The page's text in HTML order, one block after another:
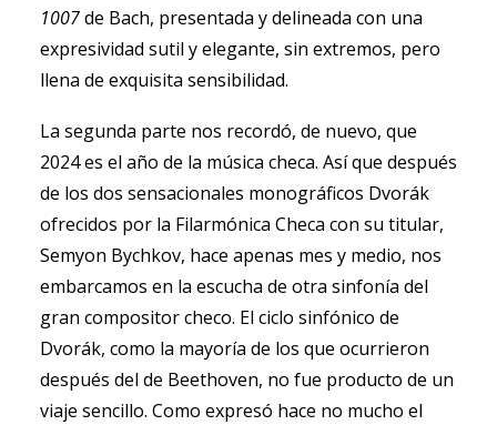
1007de Bach, presentada y delineada con una
expresividad sutil y elegante, sin extremos, pero
llena de exquisita sensibilidad.
La segunda parte nos recordó, de nuevo, que
2024 es el año de la música checa. Así que después
de los dos sensacionales monográficos Dvorák
ofrecidos por la Filarmónica Checa con su titular,
Semyon Bychkov, hace apenas mes y medio, nos
embarcamos en la escucha de otra sinfonía del
gran compositor checo. El ciclo sinfónico de
Dvorák, como la mayoría de los que ocurrieron
después del de Beethoven, no fue producto de un
viaje sencillo. Como expresó hace no mucho el